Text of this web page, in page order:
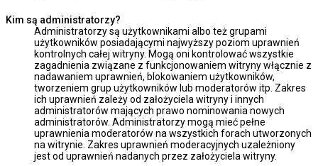
Kim są administratorzy?
Administratorzy są użytkownikami albo też grupami
użytkowników posiadającymi najwyższy poziom uprawnień
kontrolnych całej witryny. Mogą oni kontrolować wszystkie
zagadnienia związane z funkcjonowaniem witryny włącznie z
nadawaniem uprawnień, blokowaniem użytkowników,
tworzeniem grup użytkowników lub moderatorów itp. Zakres
ich uprawnień zależy od założyciela witryny i innych
administratorów mających prawo nominowania nowych
administratorów. Administratorzy mogą mieć pełne
uprawnienia moderatorów na wszystkich forach utworzonych
na witrynie. Zakres uprawnień moderacyjnych uzależniony
jest od uprawnień nadanych przez założyciela witryny.